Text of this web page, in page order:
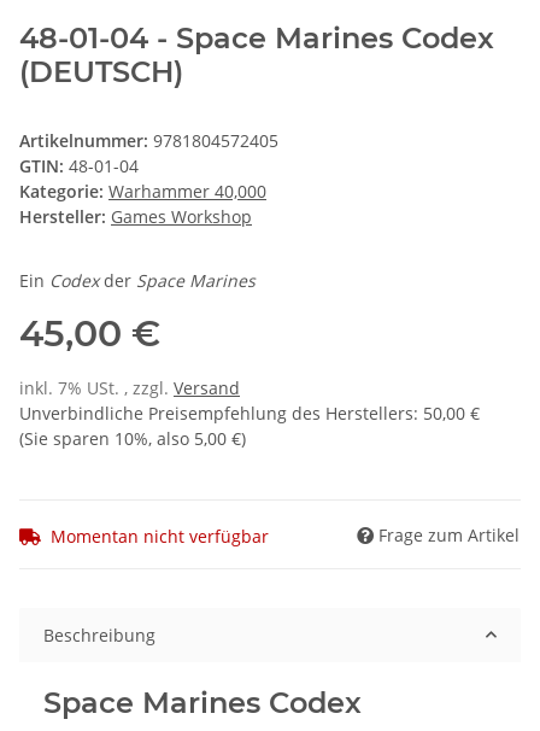
48-01-04 - Space Marines Codex
(DEUTSCH)
Artikelnummer: 9781804572405
GTIN: 48-01-04
Kategorie: Warhammer 40,000
Hersteller: Games Workshop
Ein Codexder Space Marines
45,00 €
inkl. 7% USt. , zzgl. Versand
Unverbindliche Preisempfehlung des Herstellers: 50,00 €
(Sie sparen 10%, also 5,00 €)
Momentan nicht verfügbar Frage zum Artikel
Beschreibung
Space Marines Codex